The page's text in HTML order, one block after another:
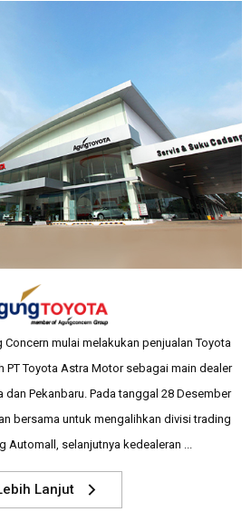
Concern mulai melakukan penjualan Toyota
PT Toyota Astra Motor sebagai main dealer
dan Pekanbaru. Pada tanggal 28 Desember
bersama untuk mengalihkan divisi trading
Automall, selanjutnya kedealeran ...
Lanjut arrow_forward_ios